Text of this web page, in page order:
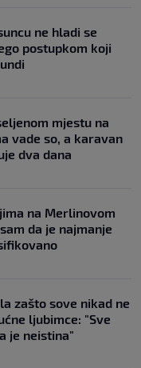
ne hladi se
postupkom koji
mjestu na
vade so, a karavan
dva dana
na Merlinovom
da je najmanje
zašto sove nikad ne
ljubimce: "Sve
je neistina"